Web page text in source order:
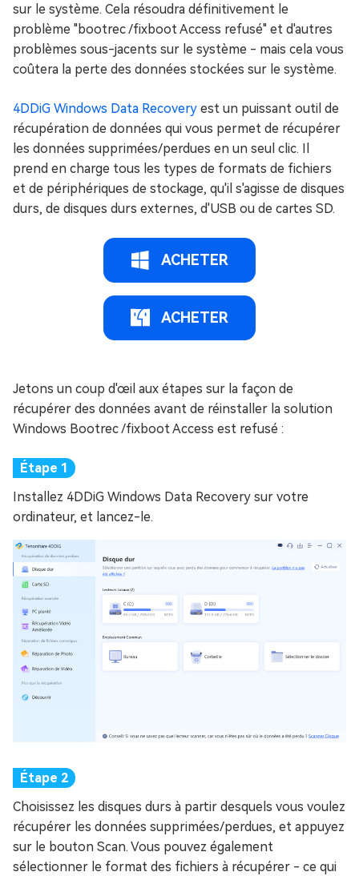
sur le système. Cela résoudra définitivement le
problème "bootrec /fixboot Access refusé" et d'autres
problèmes sous-jacents sur le système - mais cela vous
coûtera la perte des données stockées sur le système.
4DDiG Windows Data Recovery est un puissant outil de
récupération de données qui vous permet de récupérer
les données supprimées/perdues en un seul clic. Il
prend en charge tous les types de formats de fichiers
et de périphériques de stockage, qu'il s'agisse de disques
durs, de disques durs externes, d'USB ou de cartes SD.
ACHETER
ACHETER
Jetons un coup d'œil aux étapes sur la façon de
récupérer des données avant de réinstaller la solution
Windows Bootrec /fixboot Access est refusé :
Installez 4DDiG Windows Data Recovery sur votre
ordinateur, et lancez-le.
Choisissez les disques durs à partir desquels vous voulez
récupérer les données supprimées/perdues, et appuyez
sur le bouton Scan. Vous pouvez également
sélectionner le format des fichiers à récupérer - ce qui